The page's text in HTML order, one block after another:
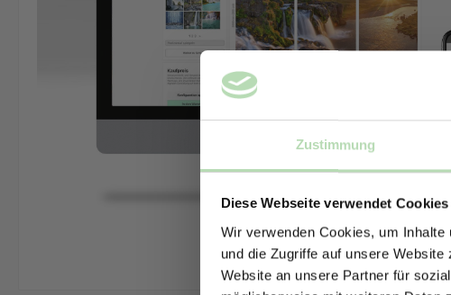
Zustimmung
Diese Webseite verwendet Cookies
Wir verwenden Cookies, um
und die Zugriffe auf unsere
Website an unsere Partner für